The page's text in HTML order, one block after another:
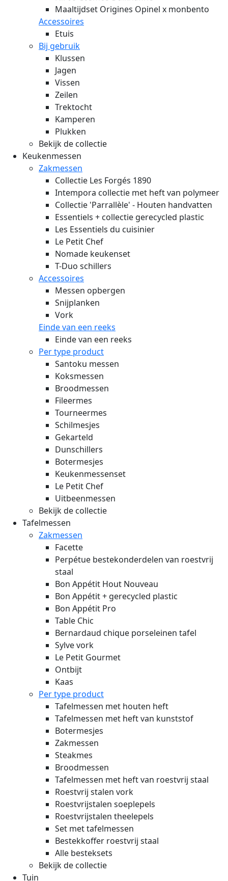
Maaltijdset Origines Opinel x monbento
Accessoires
Etuis
Bij gebruik
Klussen
Jagen
Vissen
Zeilen
Trektocht
Kamperen
Plukken
Bekijk de collectie
Keukenmessen
Zakmessen
Collectie Les Forgés 1890
Intempora collectie met heft van polymeer
Collectie 'Parrallèle' - Houten handvatten
Essentiels + collectie gerecycled plastic
Les Essentiels du cuisinier
Le Petit Chef
Nomade keukenset
T-Duo schillers
Accessoires
Messen opbergen
Snijplanken
Vork
Einde van een reeks
Einde van een reeks
Per type product
Santoku messen
Koksmessen
Broodmessen
Fileermes
Tourneermes
Schilmesjes
Gekarteld
Dunschillers
Botermesjes
Keukenmessenset
Le Petit Chef
Uitbeenmessen
Bekijk de collectie
Tafelmessen
Zakmessen
Facette
Perpétue bestekonderdelen van roestvrij
staal
Bon Appétit Hout Nouveau
Bon Appétit + gerecycled plastic
Bon Appétit Pro
Table Chic
Bernardaud chique porseleinen tafel
Sylve vork
Le Petit Gourmet
Ontbijt
Kaas
Per type product
Tafelmessen met houten heft
Tafelmessen met heft van kunststof
Botermesjes
Zakmessen
Steakmes
Broodmessen
Tafelmessen met heft van roestvrij staal
Roestvrij stalen vork
Roestvrijstalen soeplepels
Roestvrijstalen theelepels
Set met tafelmessen
Bestekkoffer roestvrij staal
Alle besteksets
Bekijk de collectie
Tuin